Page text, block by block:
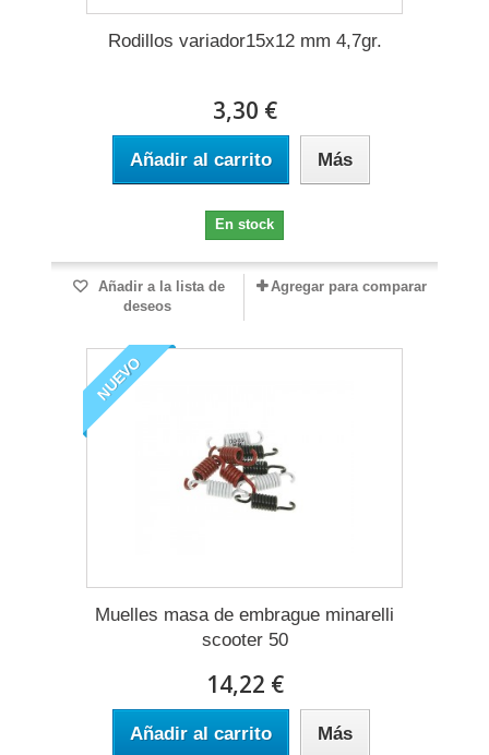
Rodillos variador15x12 mm 4,7gr.
3,30 €
Añadir al carrito Más
En stock
Añadir a la lista de
deseos
Agregar para comparar
NUEVO
Muelles masa de embrague minarelli
scooter 50
14,22 €
Añadir al carrito Más